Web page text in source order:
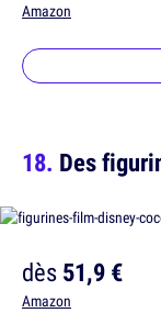
Amazon
Des
dès51,9 €
Amazon